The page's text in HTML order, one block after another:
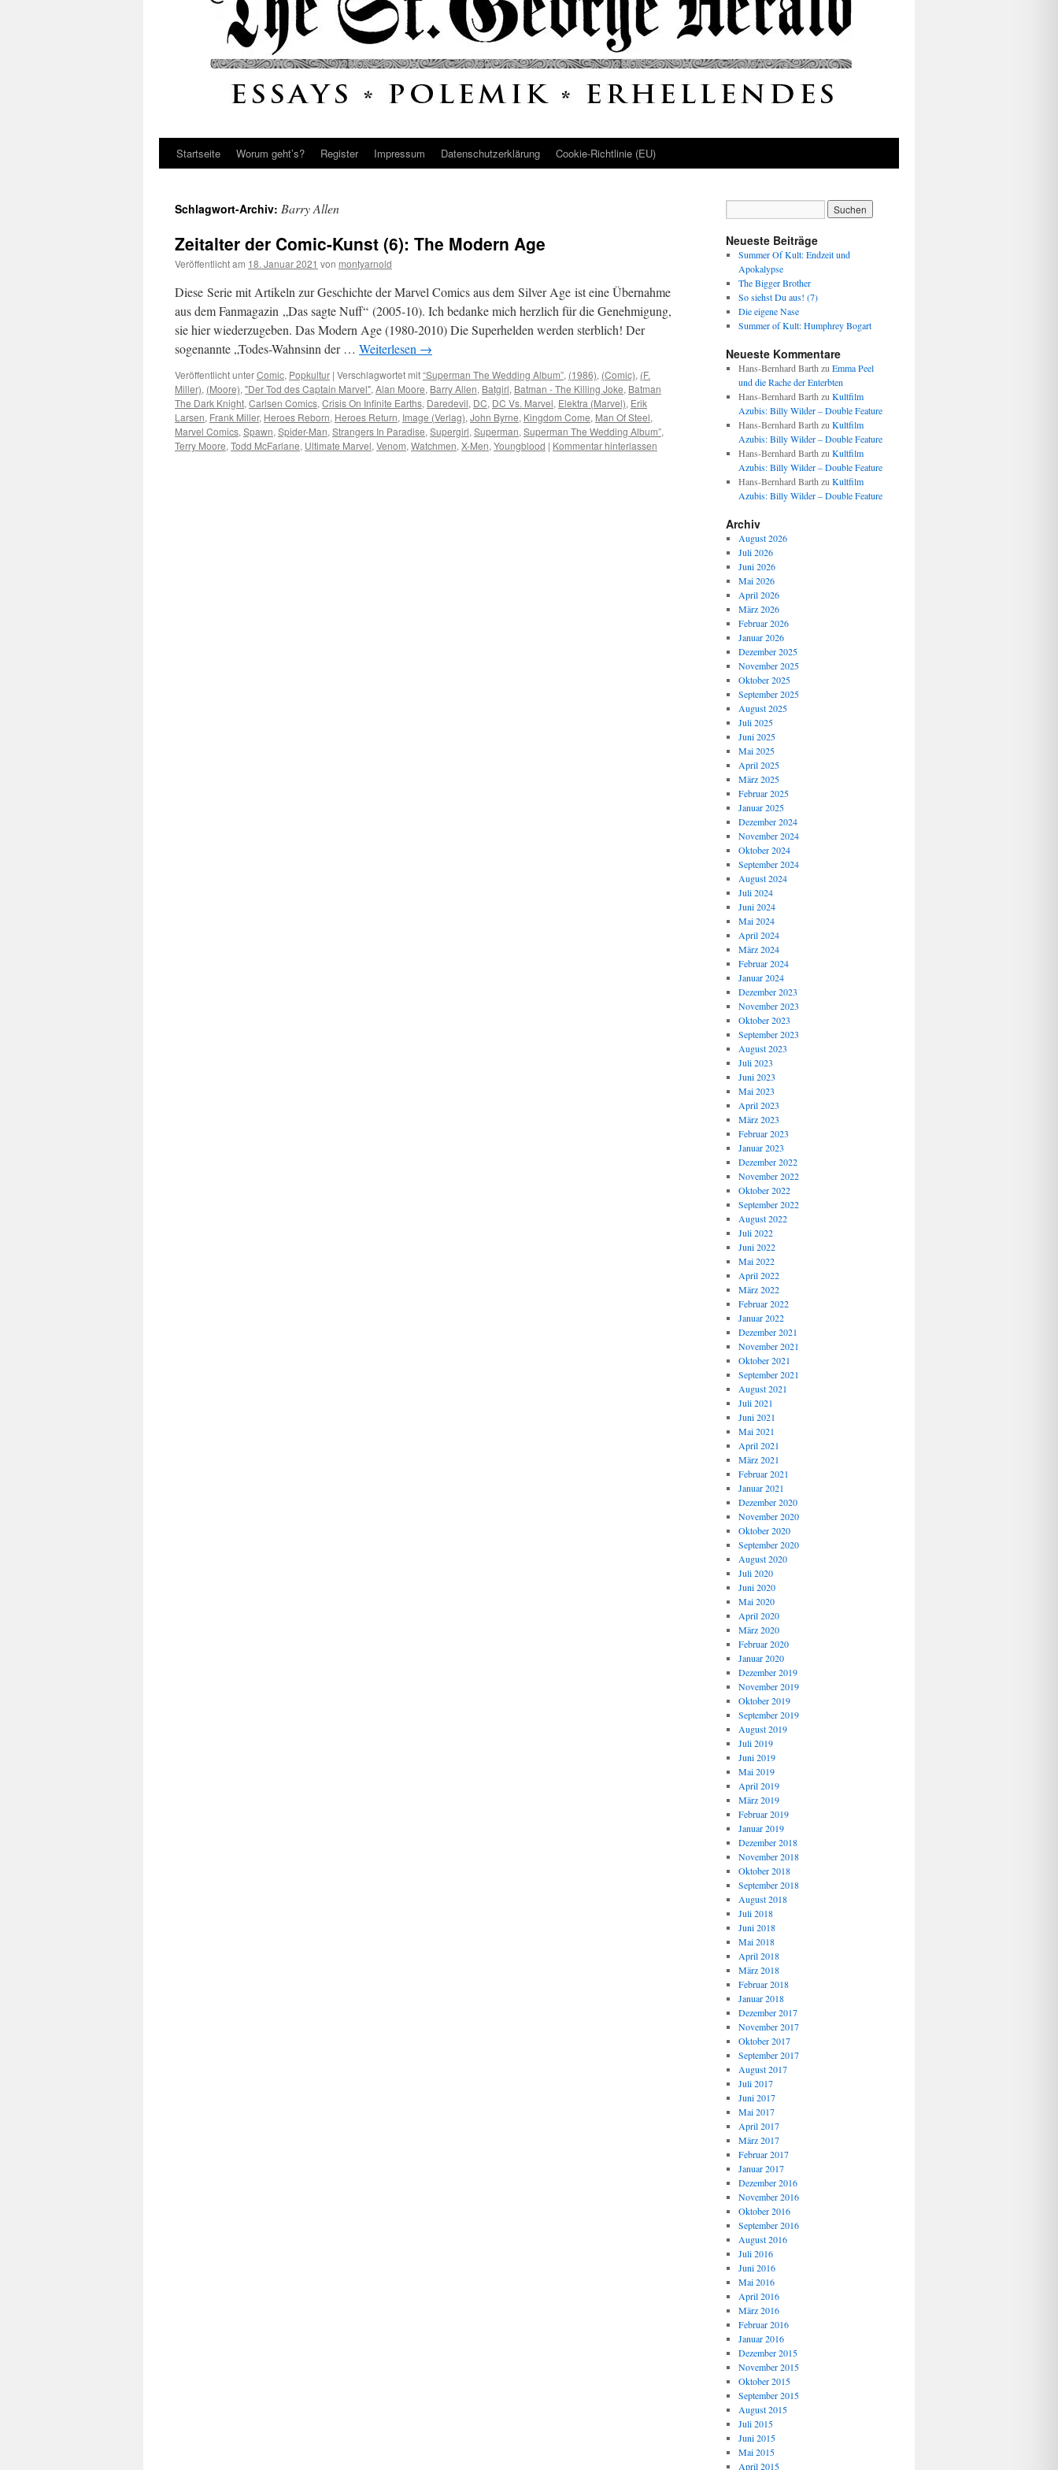
Startseite Worum geht’s? Register Impressum Datenschutz­erklärung Cookie-Richtlinie (EU)
Schlagwort-Archiv: Barry Allen
Zeitalter der Comic-Kunst (6): The Modern Age
Veröffentlicht am 18. Januar 2021 von montyarnold
Diese Serie mit Artikeln zur Geschichte der Marvel Comics aus dem Silver Age ist eine Übernahme
aus dem Fanmagazin „Das sagte Nuff“ (2005-10). Ich bedanke mich herzlich für die Genehmigung,
sie hier wiederzugeben. Das Modern Age (1980-2010) Die Superhelden werden sterblich! Der
sogenannte „Todes-Wahnsinn der … Weiterlesen →
Veröffentlicht unterComic, Popkultur | Verschlagwortet mit“Superman The Wedding Album”, (1986), (Comic), (F.
Miller), (Moore), "Der Tod des Captain Marvel", Alan Moore, Barry Allen, Batgirl, Batman - The Killing Joke, Batman
The Dark Knight, Carlsen Comics, Crisis On Infinite Earths, Daredevil, DC, DC Vs. Marvel, Elektra (Marvel), Erik
Larsen, Frank Miller, Heroes Reborn, Heroes Return, Image (Verlag), John Byrne, Kingdom Come, Man Of Steel,
Marvel Comics, Spawn, Spider-Man, Strangers In Paradise, Supergirl, Superman, Superman The Wedding Album”,
Terry Moore, Todd McFarlane, Ultimate Marvel, Venom, Watchmen, X-Men, Youngblood | Kommentar hinterlassen
Neueste Beiträge
Summer Of Kult: Endzeit und
Apokalypse
The Bigger Brother
So siehst Du aus! (7)
Die eigene Nase
Summer of Kult: Humphrey Bogart
Neueste Kommentare
Hans-Bernhard Barth zu Emma Peel
und die Rache der Enterbten
Hans-Bernhard Barth zu Kultfilm
Azubis: Billy Wilder – Double Feature
Hans-Bernhard Barth zu Kultfilm
Azubis: Billy Wilder – Double Feature
Hans-Bernhard Barth zu Kultfilm
Azubis: Billy Wilder – Double Feature
Hans-Bernhard Barth zu Kultfilm
Azubis: Billy Wilder – Double Feature
Archiv
August 2026
Juli 2026
Juni 2026
Mai 2026
April 2026
März 2026
Februar 2026
Januar 2026
Dezember 2025
November 2025
Oktober 2025
September 2025
August 2025
Juli 2025
Juni 2025
Mai 2025
April 2025
März 2025
Februar 2025
Januar 2025
Dezember 2024
November 2024
Oktober 2024
September 2024
August 2024
Juli 2024
Juni 2024
Mai 2024
April 2024
März 2024
Februar 2024
Januar 2024
Dezember 2023
November 2023
Oktober 2023
September 2023
August 2023
Juli 2023
Juni 2023
Mai 2023
April 2023
März 2023
Februar 2023
Januar 2023
Dezember 2022
November 2022
Oktober 2022
September 2022
August 2022
Juli 2022
Juni 2022
Mai 2022
April 2022
März 2022
Februar 2022
Januar 2022
Dezember 2021
November 2021
Oktober 2021
September 2021
August 2021
Juli 2021
Juni 2021
Mai 2021
April 2021
März 2021
Februar 2021
Januar 2021
Dezember 2020
November 2020
Oktober 2020
September 2020
August 2020
Juli 2020
Juni 2020
Mai 2020
April 2020
März 2020
Februar 2020
Januar 2020
Dezember 2019
November 2019
Oktober 2019
September 2019
August 2019
Juli 2019
Juni 2019
Mai 2019
April 2019
März 2019
Februar 2019
Januar 2019
Dezember 2018
November 2018
Oktober 2018
September 2018
August 2018
Juli 2018
Juni 2018
Mai 2018
April 2018
März 2018
Februar 2018
Januar 2018
Dezember 2017
November 2017
Oktober 2017
September 2017
August 2017
Juli 2017
Juni 2017
Mai 2017
April 2017
März 2017
Februar 2017
Januar 2017
Dezember 2016
November 2016
Oktober 2016
September 2016
August 2016
Juli 2016
Juni 2016
Mai 2016
April 2016
März 2016
Februar 2016
Januar 2016
Dezember 2015
November 2015
Oktober 2015
September 2015
August 2015
Juli 2015
Juni 2015
Mai 2015
April 2015